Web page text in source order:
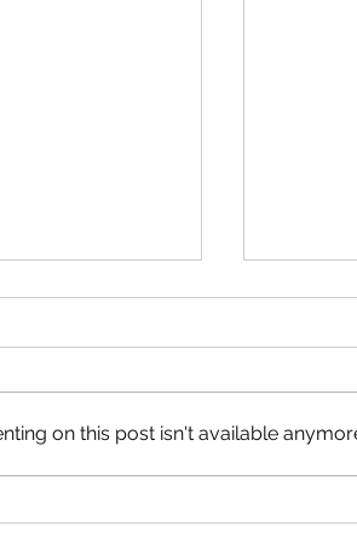
son mejores con
para
on this post isn't available